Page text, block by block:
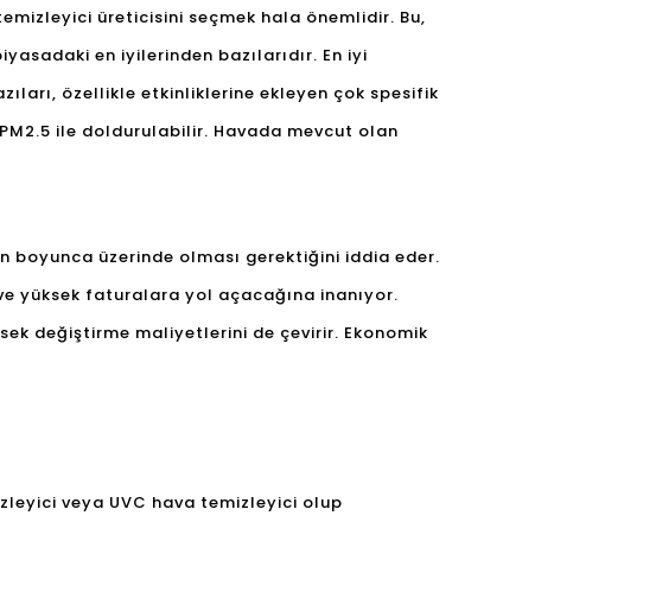
üreticisini seçmek hala önemlidir. Bu,
en iyilerinden bazılarıdır. En iyi
özellikle etkinliklerine ekleyen çok spesifik
ile doldurulabilir. Havada mevcut olan
boyunca üzerinde olması gerektiğini iddia eder.
yüksek faturalara yol açacağına inanıyor.
değiştirme maliyetlerini de çevirir. Ekonomik
veya UVC hava temizleyici olup